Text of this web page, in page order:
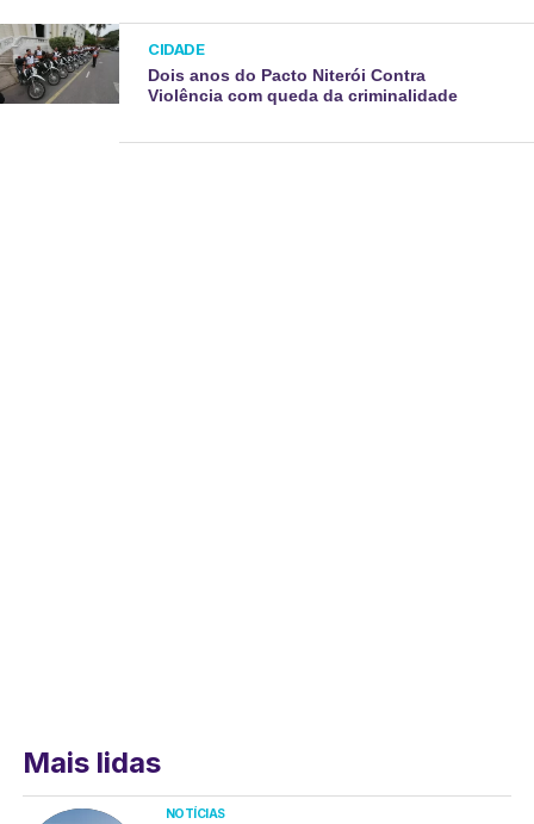
CIDADE
Dois anos do Pacto Niterói Contra
Violência com queda da criminalidade
Mais lidas
NOTÍCIAS